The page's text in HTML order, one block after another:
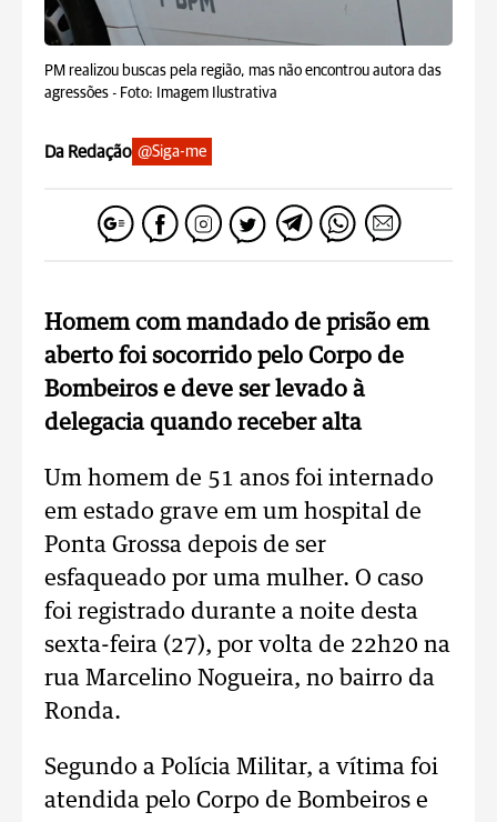
PM realizou buscas pela região, mas não encontrou autora das
agressões - Foto: Imagem Ilustrativa
Da Redação @Siga-me
Homem com mandado de prisão em
aberto foi socorrido pelo Corpo de
Bombeiros e deve ser levado à
delegacia quando receber alta
Um homem de 51 anos foi internado
em estado grave em um hospital de
Ponta Grossa depois de ser
esfaqueado por uma mulher. O caso
foi registrado durante a noite desta
sexta-feira (27), por volta de 22h20 na
rua Marcelino Nogueira, no bairro da
Ronda.
Segundo a Polícia Militar, a vítima foi
atendida pelo Corpo de Bombeiros e